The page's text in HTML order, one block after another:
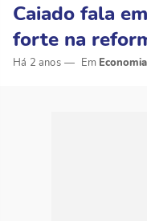
Caiado fala
forte na
Há 2 anos Economia